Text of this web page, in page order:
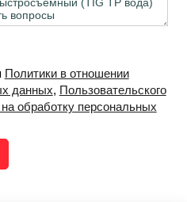
Политики в отношении
данных, Пользовательского
обработку персональных